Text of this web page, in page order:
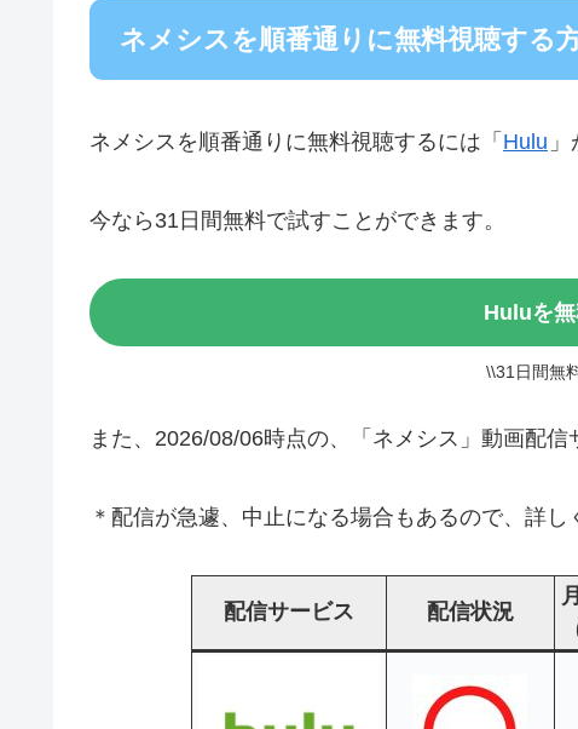
ネメシスを順番通りに無料視聴する
ネメシスを順番通りに無料視聴するには「 Hulu
今なら31日間無料で試すことができます。
Huluを
\\31日間無
また、2026/08/06時点の、「ネメシス」動画配信
＊配信が急遽、中止になる場合もあるので、詳し
配信サービス 配信状況